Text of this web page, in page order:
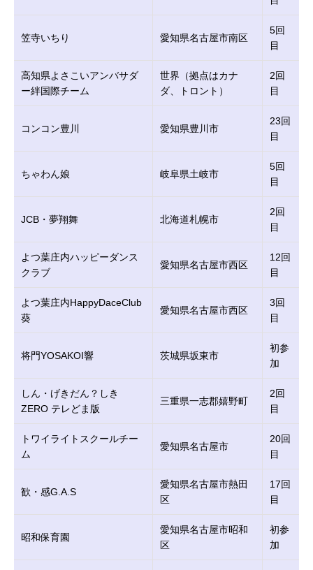
笠寺いちり 愛知県名古屋市南区
5回
目
高知県よさこいアンバサダ
ー絆国際チーム
世界（拠点はカナ
ダ、トロント）
2回
目
コンコン豊川 愛知県豊川市
23回
目
ちゃわん娘 岐阜県土岐市
5回
目
JCB・夢翔舞 北海道札幌市
2回
目
よつ葉庄内ハッピーダンス
クラブ
愛知県名古屋市西区
12回
目
よつ葉庄内HappyDaceClub
葵
愛知県名古屋市西区
3回
目
将門YOSAKOI響 茨城県坂東市
初参
加
しん・げきだん？しき
ZERO テレどま版
三重県一志郡嬉野町
2回
目
トワイライトスクールチー
ム
愛知県名古屋市
20回
目
歓・感G.A.S
愛知県名古屋市熱田
区
17回
目
昭和保育園
愛知県名古屋市昭和
区
初参
加